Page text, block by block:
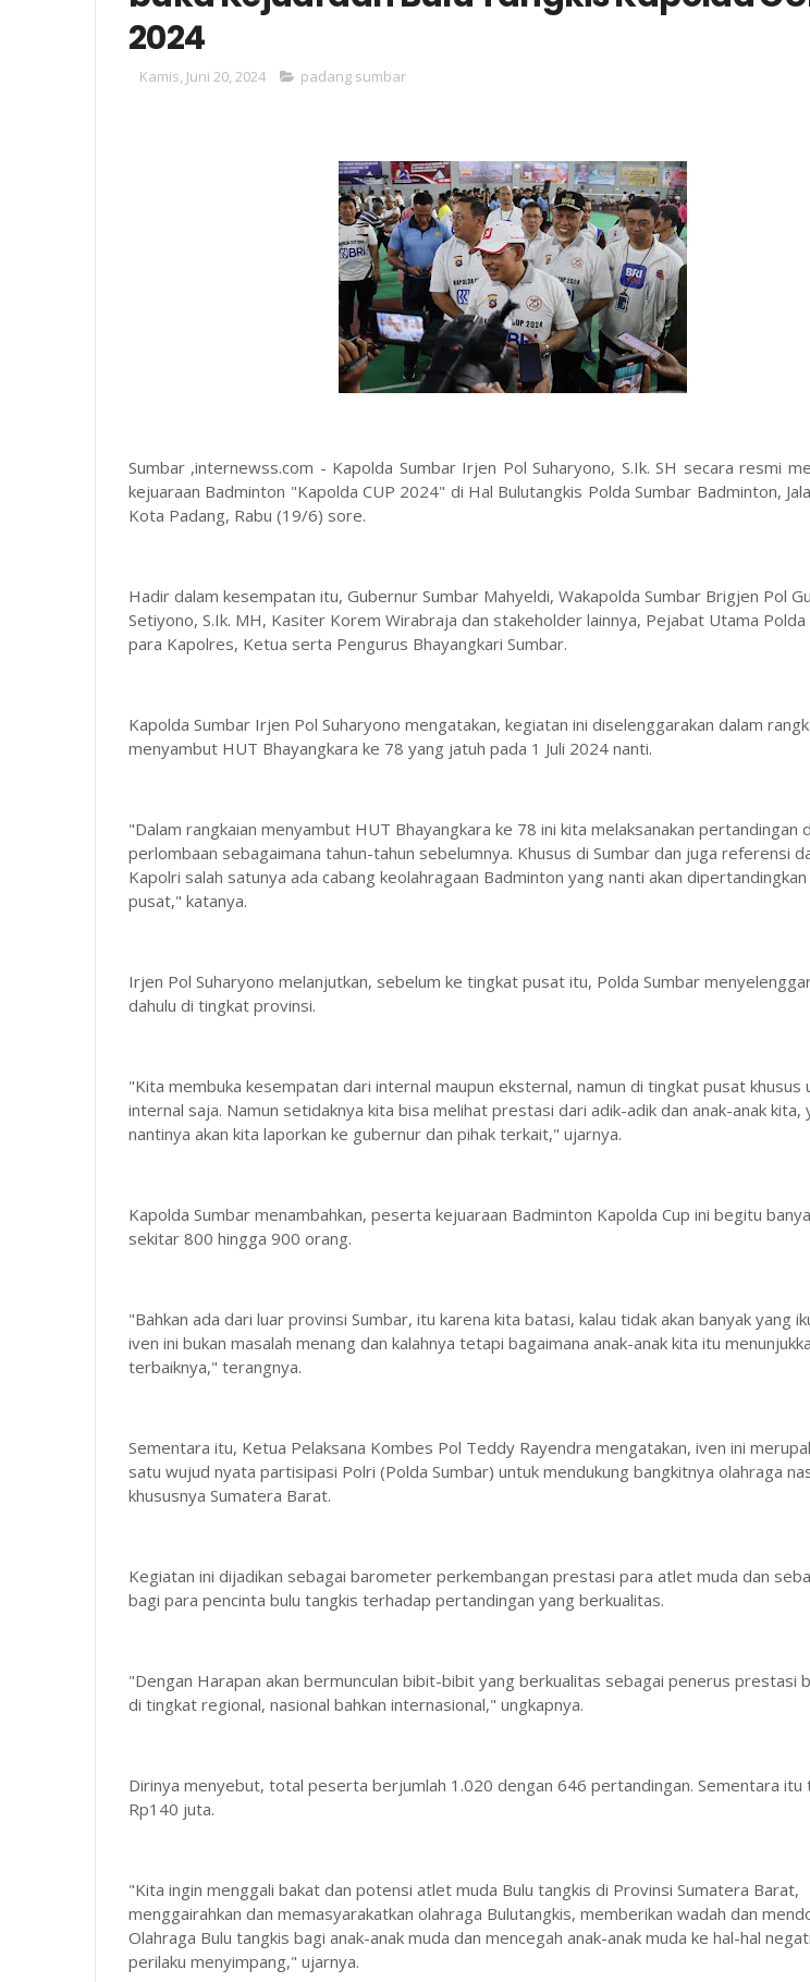
2024
Kamis, Juni 20, 2024 padang sumbar
Sumbar ,internewss.com - Kapolda Sumbar Irjen Pol Suharyono, S.Ik. SH secara resmi
kejuaraan Badminton "Kapolda CUP 2024" di Hal Bulutangkis Polda Sumbar Badminton,
Kota Padang, Rabu (19/6) sore.
Hadir dalam kesempatan itu, Gubernur Sumbar Mahyeldi, Wakapolda Sumbar Brigjen Pol
Setiyono, S.Ik. MH, Kasiter Korem Wirabraja dan stakeholder lainnya, Pejabat Utama Polda
para Kapolres, Ketua serta Pengurus Bhayangkari Sumbar.
Kapolda Sumbar Irjen Pol Suharyono mengatakan, kegiatan ini diselenggarakan dalam
menyambut HUT Bhayangkara ke 78 yang jatuh pada 1 Juli 2024 nanti.
"Dalam rangkaian menyambut HUT Bhayangkara ke 78 ini kita melaksanakan pertandingan
perlombaan sebagaimana tahun-tahun sebelumnya. Khusus di Sumbar dan juga referensi
Kapolri salah satunya ada cabang keolahragaan Badminton yang nanti akan
pusat," katanya.
Irjen Pol Suharyono melanjutkan, sebelum ke tingkat pusat itu, Polda Sumbar
dahulu di tingkat provinsi.
"Kita membuka kesempatan dari internal maupun eksternal, namun di tingkat pusat khusus
internal saja. Namun setidaknya kita bisa melihat prestasi dari adik-adik dan anak-anak kita,
nantinya akan kita laporkan ke gubernur dan pihak terkait," ujarnya.
Kapolda Sumbar menambahkan, peserta kejuaraan Badminton Kapolda Cup ini begitu
sekitar 800 hingga 900 orang.
"Bahkan ada dari luar provinsi Sumbar, itu karena kita batasi, kalau tidak akan banyak yang
iven ini bukan masalah menang dan kalahnya tetapi bagaimana anak-anak kita itu
terbaiknya," terangnya.
Sementara itu, Ketua Pelaksana Kombes Pol Teddy Rayendra mengatakan, iven ini
satu wujud nyata partisipasi Polri (Polda Sumbar) untuk mendukung bangkitnya olahraga
khususnya Sumatera Barat.
Kegiatan ini dijadikan sebagai barometer perkembangan prestasi para atlet muda dan
bagi para pencinta bulu tangkis terhadap pertandingan yang berkualitas.
"Dengan Harapan akan bermunculan bibit-bibit yang berkualitas sebagai penerus prestasi
di tingkat regional, nasional bahkan internasional," ungkapnya.
Dirinya menyebut, total peserta berjumlah 1.020 dengan 646 pertandingan. Sementara itu
Rp140 juta.
"Kita ingin menggali bakat dan potensi atlet muda Bulu tangkis di Provinsi Sumatera Barat,
menggairahkan dan memasyarakatkan olahraga Bulutangkis, memberikan wadah dan
Olahraga Bulu tangkis bagi anak-anak muda dan mencegah anak-anak muda ke hal-hal
perilaku menyimpang," ujarnya.